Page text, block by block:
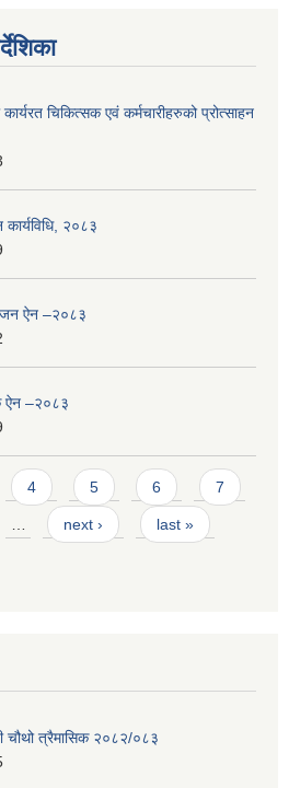
चिकित्सक एवं कर्मचारीहरुको प्रोत्साहन
२०८३
ऐन –२०८३
ऐन –२०८३
4 5 6 7
next › last »
चौथो त्रैमासिक २०८२/०८३